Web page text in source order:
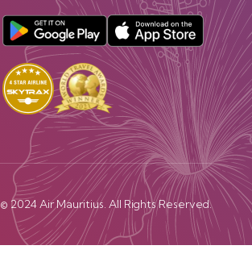
© 2024 Air Mauritius. All Rights Reserved.